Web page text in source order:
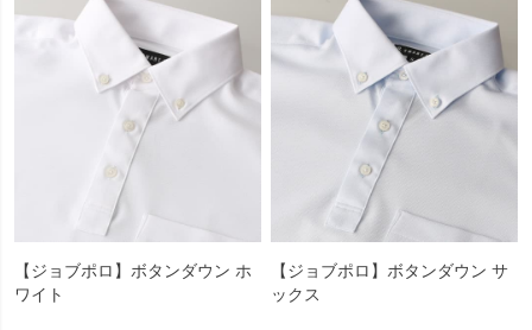
【ジョブポロ】ボタンダウン ホ
ワイト
【ジョブポロ】ボタンダウン サ
ックス